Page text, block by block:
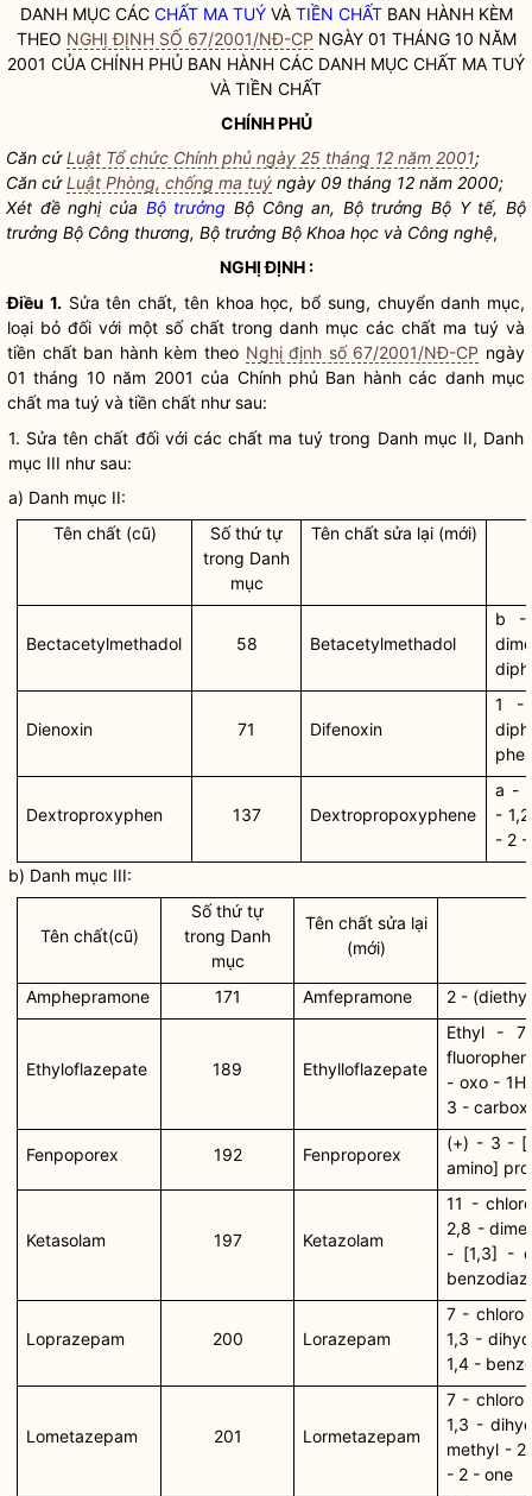
DANH MỤC CÁC CHẤT MA TUÝVÀ TIỀN CHẤTBAN HÀNH KÈM
THEO NGHỊ ĐỊNH SỐ 67/2001/NĐ-CP NGÀY 01 THÁNG 10 NĂM
2001 CỦA CHÍNH PHỦ BAN HÀNH CÁC DANH MỤC CHẤT MA TUÝ
VÀ TIỀN CHẤT
CHÍNH PHỦ
Căn cứLuật Tổ chức Chính phủ ngày 25 tháng 12 năm 2001;
Căn cứLuật Phòng, chống ma tuý ngày 09 tháng 12 năm 2000;
Xét đề nghị của Bộ trưởng Bộ Công an, Bộ trưởng Bộ Y tế,Bộ
trưởng Bộ Công thương, Bộ trưởng Bộ Khoa học và Công nghệ,
NGHỊ ĐỊNH :
Điều 1.Sửa tên chất, tên khoa học, bổ sung, chuyển danh mục,
loại bỏ đối với một số chất trong danh mục cácchất ma tuý và
tiền chấtban hành kèm theo Nghị định số 67/2001/NĐ-CP ngày
01 tháng 10 năm 2001 của Chính phủ Ban hành các danh mục
chất ma tuý và tiền chất như sau:
1. Sửa tên chất đối với các chất ma tuý trong Danh mục II, Danh
mục III như sau:
a) Danh mục II:
Tên chất (cũ)
Số thứ tự
trong Danh
mục
Tên chất sửa lại (mới)
Bectacetylmethadol 58 Betacetylmethadol
b -
Dienoxin 71 Difenoxin
1 -
Dextroproxyphen 137 Dextropropoxyphene
a -
-
- 2 -
b) Danh mục III:
Tên chất(cũ)
Số thứ tự
trong Danh
mục
Tên chất sửa lại
(mới)
Amphepramone 171 Amfepramone 2 -
Ethyloflazepate 189 Ethylloflazepate
Ethyl -
- oxo - 1H
3 -
Fenpoporex 192 Fenproporex
(+) - 3 -
amino]
Ketasolam 197 Ketazolam
11 -
2,8 -
- [1,3] -
Loprazepam 200 Lorazepam
7 - chloro
1,3 -
1,4 -
Lometazepam 201 Lormetazepam
7 - chloro
1,3 -
methyl -
- 2 - one